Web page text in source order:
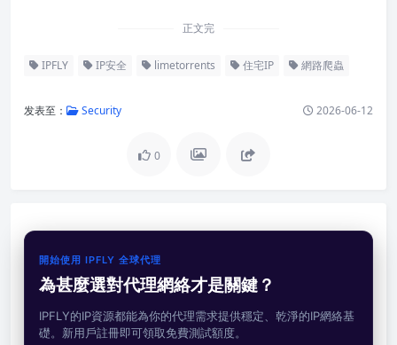
正文完
IPFLY IP安全 limetorrents 住宅IP 網路爬蟲
发表至： Security 2026-06-12
0
開始使用 IPFLY 全球代理
為甚麼選對代理網絡才是關鍵？
IPFLY的IP資源都能為你的代理需求提供穩定、乾淨的IP網絡基
礎。新用戶註冊即可領取免費測試額度。